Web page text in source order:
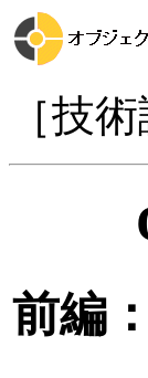
［技
前編